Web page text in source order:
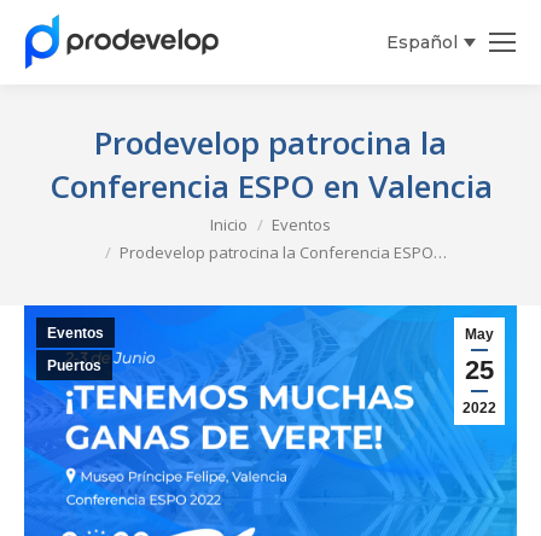
Español
Prodevelop patrocina la
Conferencia ESPO en Valencia
Inicio
Eventos
Prodevelop patrocina la Conferencia ESPO…
May
25
2022
Eventos
Puertos